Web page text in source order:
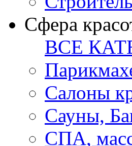
Сфера
ВСЕ
Салоны
Сауны,
СПА,